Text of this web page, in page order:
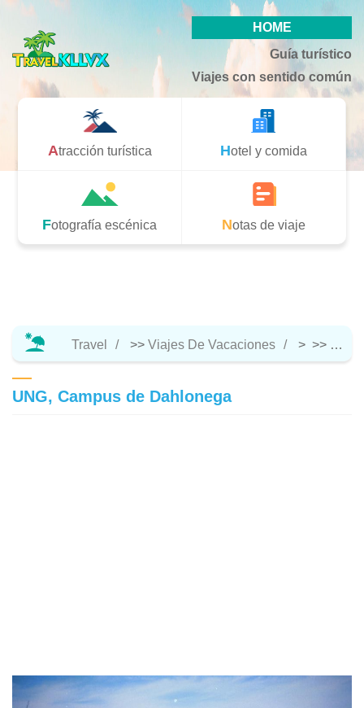
HOME
Guía turístico
Viajes con sentido común
Atracción turística Hotel y comida
Fotografía escénica Notas de viaje
Travel >> Viajes De Vacaciones > >>
UNG, Campus de Dahlonega